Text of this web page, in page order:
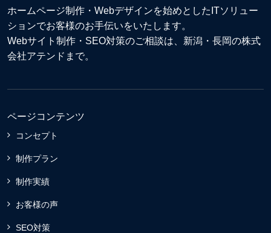
ホームページ制作・Webデザインを始めとしたITソリュー
ションでお客様のお手伝いをいたします。
Webサイト制作 ・ SEO対策のご相談は、新潟・長岡の株式
会社アテンドまで。
ページコンテンツ
コンセプト
制作プラン
制作実績
お客様の声
SEO対策